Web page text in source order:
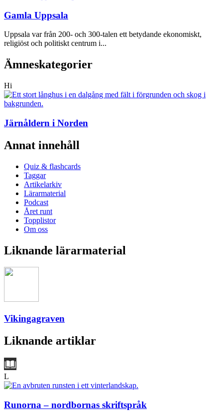
Gamla Uppsala
Uppsala var från 200- och 300-talen ett betydande ekonomiskt,
religiöst och politiskt centrum i...
Ämneskategorier
Hi
Järnåldern i Norden
Annat innehåll
Quiz & flashcards
Taggar
Artikelarkiv
Lärarmaterial
Podcast
Året runt
Topplistor
Om oss
Liknande lärarmaterial
Vikingagraven
Liknande artiklar
L
Runorna – nordbornas skriftspråk